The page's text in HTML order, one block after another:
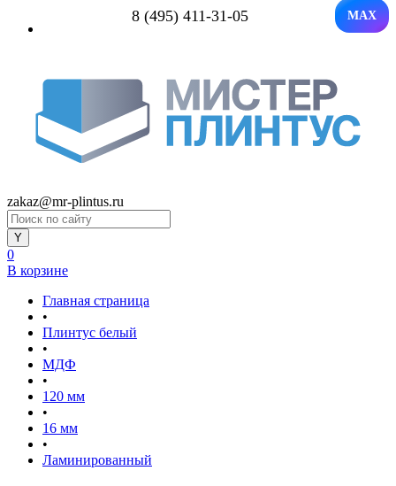
8 (495) 411-31-05 MAX
zakaz@mr-plintus.ru
0
В корзине
Главная страница
•
Плинтус белый
•
МДФ
•
120 мм
•
16 мм
•
Ламинированный